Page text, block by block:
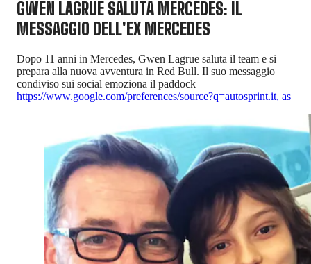
GWEN LAGRUE SALUTA MERCEDES: IL
MESSAGGIO DELL'EX MERCEDES
Dopo 11 anni in Mercedes, Gwen Lagrue saluta il team e si
prepara alla nuova avventura in Red Bull. Il suo messaggio
condiviso sui social emoziona il paddock
https://www.google.com/preferences/source?q=autosprint.it, as